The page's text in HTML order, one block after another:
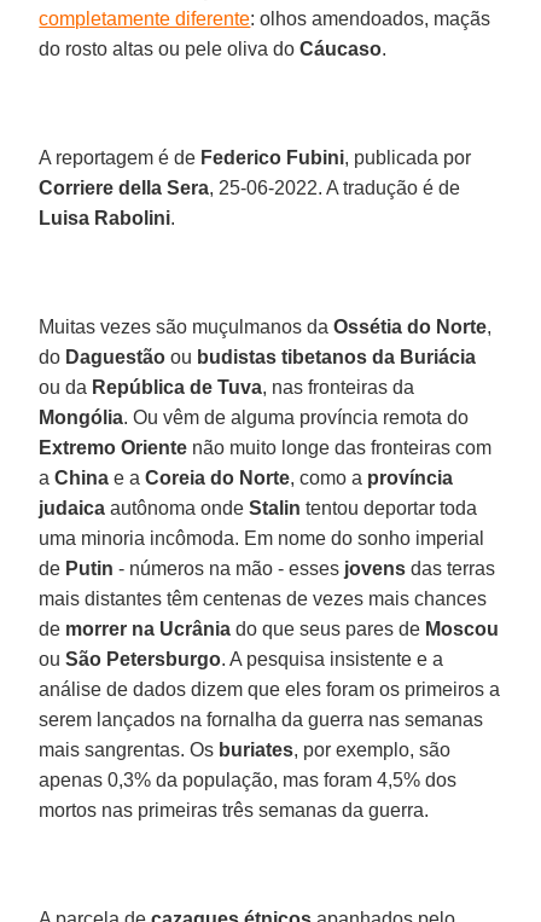
completamente diferente: olhos amendoados, maçãs
do rosto altas ou pele oliva doCáucaso.
A reportagem é de Federico Fubini, publicada por
Corriere della Sera, 25-06-2022. A tradução é de
Luisa Rabolini.
Muitas vezes são muçulmanos daOssétia do Norte,
do Daguestão ou budistas tibetanos da Buriácia
ou da República de Tuva, nas fronteiras da
Mongólia. Ou vêm de alguma província remota do
Extremo Oriente não muito longe das fronteiras com
aChina e aCoreia do Norte, como a província
judaica autônoma ondeStalin tentou deportar toda
uma minoria incômoda. Em nome do sonho imperial
de Putin - números na mão - esses jovens das terras
mais distantes têm centenas de vezes mais chances
de morrer na Ucrânia do que seus pares de Moscou
ouSão Petersburgo. A pesquisa insistente e a
análise de dados dizem que eles foram os primeiros a
serem lançados na fornalha da guerra nas semanas
mais sangrentas. Os buriates, por exemplo, são
apenas 0,3% da população, mas foram 4,5% dos
mortos nas primeiras três semanas da guerra.